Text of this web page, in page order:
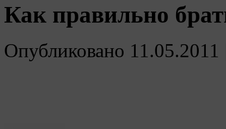
Как правильно
Опубликовано 11.05.2011